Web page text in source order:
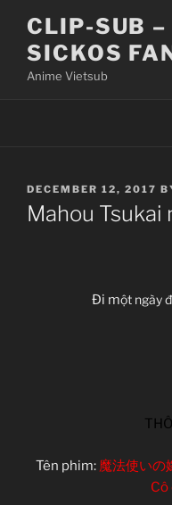
content
CLIP-SUB
SICKOS
Anime Vietsub
POSTED
ON
DECEMBER 12, 2017
Mahou Tsukai
Đi một ngày
Tên phim: 魔法使いの
Cô